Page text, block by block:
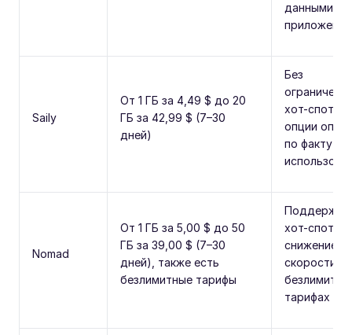
данными
приложение
Saily
От 1 ГБ за 4,49 $ до 20
ГБ за 42,99 $ (7–30
дней)
Без
хот-спот,
опции
по факту
Nomad
От 1 ГБ за 5,00 $ до 50
ГБ за 39,00 $ (7–30
дней), также есть
безлимитные тарифы
Поддержка
хот-спота,
снижение
скорости на
тарифах